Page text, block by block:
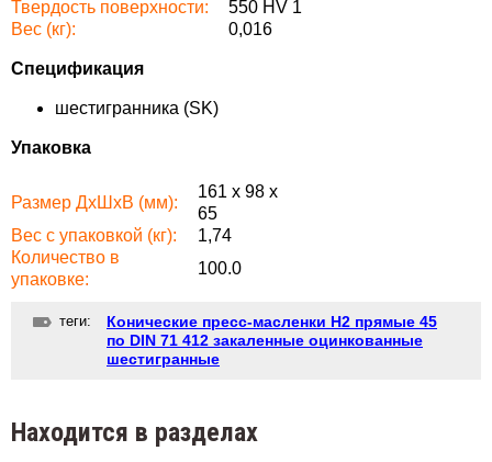
Твердость поверхности:
550 HV 1
Вес (кг):
0,016
Спецификация
шестигранника (SK)
Упаковка
Размер ДхШхВ (мм):
161 x 98 x
65
Вес с упаковкой (кг):
1,74
Количество в
упаковке:
100.0
теги:
Конические пресс-масленки H2 прямые 45
по DIN 71 412 закаленные оцинкованные
шестигранные
Находится в разделах